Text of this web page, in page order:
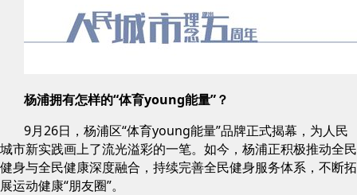
杨浦拥有怎样的“体育young能量”？
9月26日，杨浦区“体育young能量”品牌正式揭幕，为人民
城市新实践画上了流光溢彩的一笔。如今，杨浦正积极推动全民
健身与全民健康深度融合，持续完善全民健身服务体系，不断拓
展运动健康“朋友圈”。